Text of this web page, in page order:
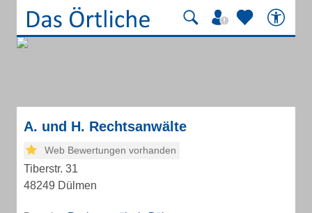
A. und H. Rechtsanwälte
Web Bewertungen vorhanden
Tiberstr. 31
48249 Dülmen